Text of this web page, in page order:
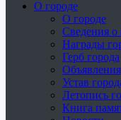
О городе
О городе
Сведения о
Награды
Герб города
Объявления
Устав
Летопись
Книга